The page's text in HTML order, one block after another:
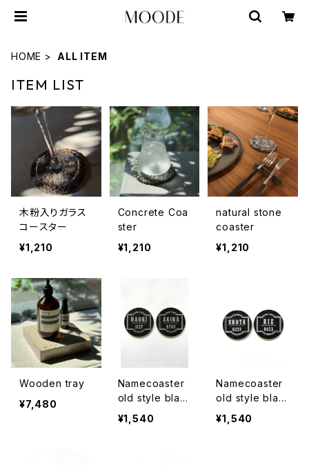
HOME ALL ITEM
ITEM LIST
木粉入りガラス
コースター
¥1,210
Concrete Coa
ster
¥1,210
natural stone
coaster
¥1,210
Wooden tray
¥7,480
Namecoaster
old style blac
k×gold
¥1,540
Namecoaster
old style blac
k×white
¥1,540